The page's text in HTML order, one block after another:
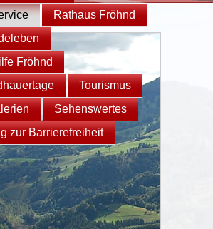
Rathaus Fröhnd
Fröhnd
Tourismus
Sehenswertes
zur Barrierefreiheit